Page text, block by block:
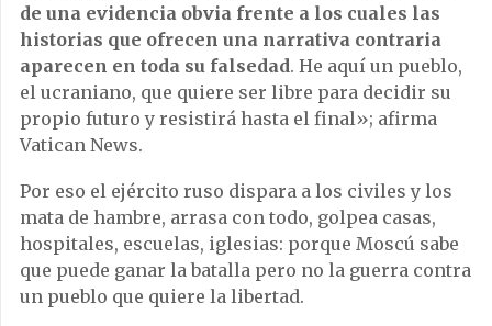
de una evidencia obvia frente a los cuales las
historias que ofrecen una narrativa contraria
aparecen en toda su falsedad. He aquí un pueblo,
el ucraniano, que quiere ser libre para decidir su
propio futuro y resistirá hasta el final»; afirma
Vatican News.
Por eso el ejército ruso dispara a los civiles y los
mata de hambre, arrasa con todo, golpea casas,
hospitales, escuelas, iglesias: porque Moscú sabe
que puede ganar la batalla pero no la guerra contra
un pueblo que quiere la libertad.